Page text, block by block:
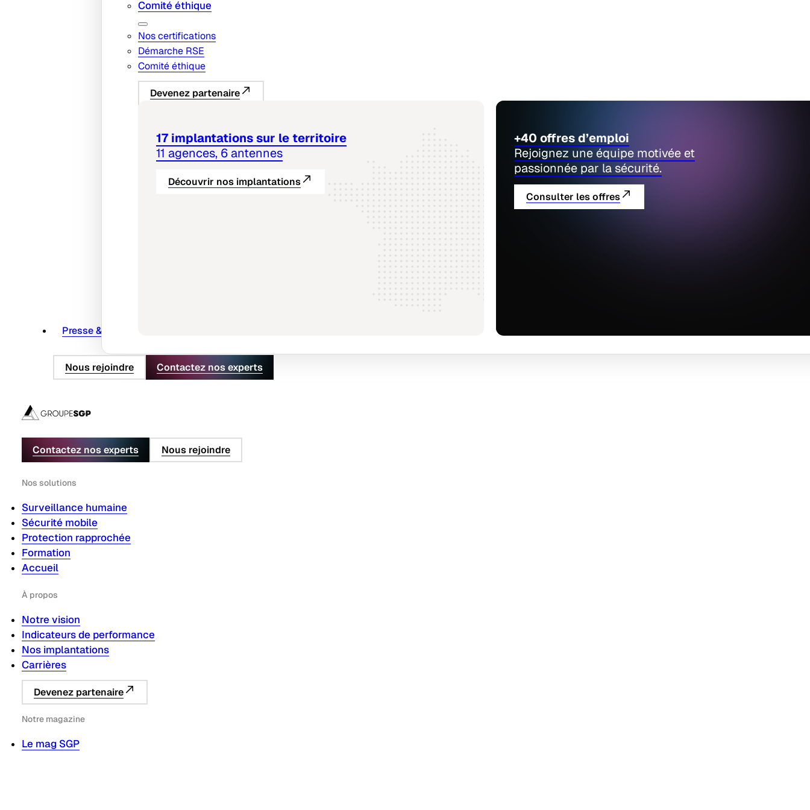
Comité éthique
Nos certifications
Démarche RSE
Comité éthique
Devenez partenaire
17 implantations sur le territoire
11 agences, 6 antennes
Découvrir nos implantations
+40 offres d’emploi
Rejoignez une équipe motivée et
passionnée par la sécurité.
Consulter les offres
Presse & actus
Nous rejoindre Contactez nos experts
Contactez nos experts Nous rejoindre
Nos solutions
Surveillance humaine
Sécurité mobile
Protection rapprochée
Formation
Accueil
À propos
Notre vision
Indicateurs de performance
Nos implantations
Carrières
Devenez partenaire
Notre magazine
Le mag SGP